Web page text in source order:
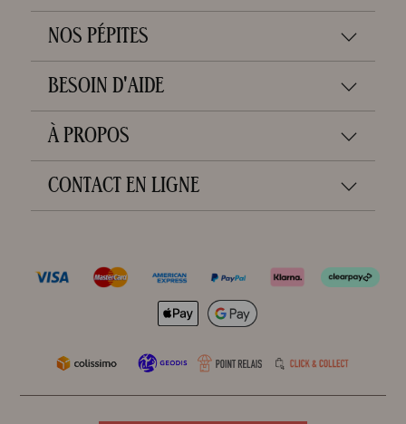
NOS PÉPITES
BESOIN D'AIDE
À PROPOS
CONTACT EN LIGNE